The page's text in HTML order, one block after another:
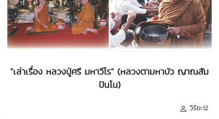
"เล่าเรื่อง หลวงปู่ศรี มหาวีโร" (หลวงตามหาบัว ญาณสัม
ปันโน)
วิริยะ12